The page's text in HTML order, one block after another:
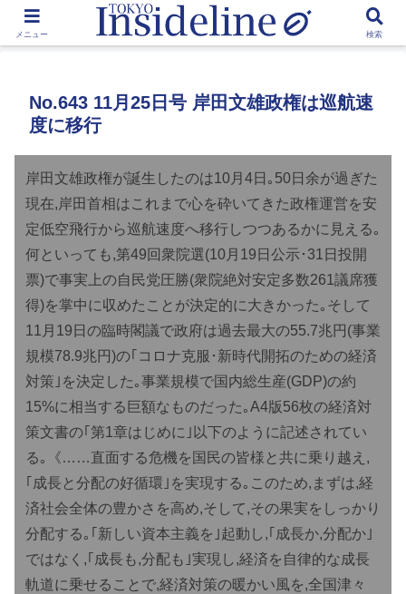
by Toshikawa Takao
No.643 11月25日号 岸田文雄政権は巡航速
度に移行
岸田文雄政権が誕生したのは10月4日｡50日余が過ぎた
現在,岸田首相はこれまで心を砕いてきた政権運営を安
定低空飛行から巡航速度へ移行しつつあるかに見える｡
何といっても,第49回衆院選(10月19日公示･31日投開
票)で事実上の自民党圧勝(衆院絶対安定多数261議席獲
得)を掌中に収めたことが決定的に大きかった｡そして
11月19日の臨時閣議で政府は過去最大の55.7兆円(事業
規模78.9兆円)の｢コロナ克服･新時代開拓のための経済
対策｣を決定した｡事業規模で国内総生産(GDP)の約
15%に相当する巨額なものだった｡A4版56枚の経済対
策文書の｢第1章はじめに｣以下のように記述されてい
る｡《……直面する危機を国民の皆様と共に乗り越え,
｢成長と分配の好循環｣を実現する｡このため,まずは,経
済社会全体の豊かさを高め,そして,その果実をしっかり
分配する｡｢新しい資本主義を｣起動し,｢成長か,分配か｣
ではなく,｢成長も,分配も｣実現し,経済を自律的な成長
軌道に乗せることで,経済対策の暖かい風を,全国津々
メニュー 検索